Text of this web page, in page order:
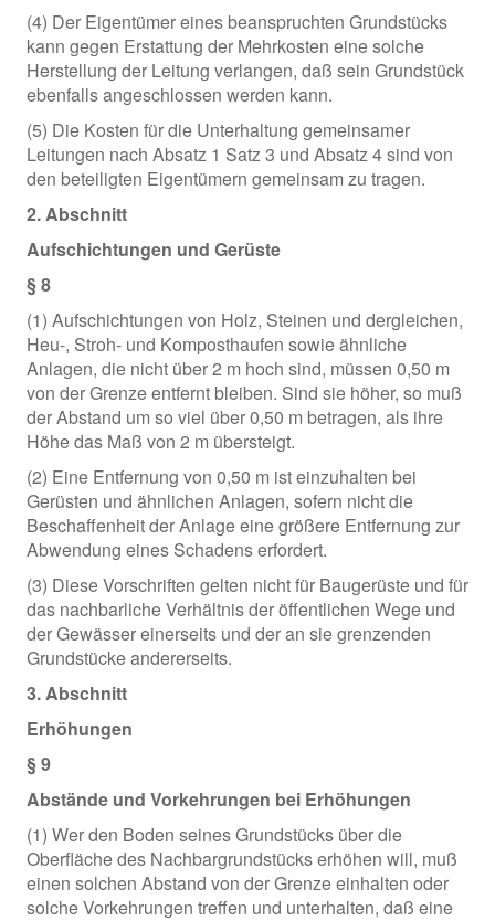
(4) Der Eigentümer eines beanspruchten Grundstücks
kann gegen Erstattung der Mehrkosten eine solche
Herstellung der Leitung verlangen, daß sein Grundstück
ebenfalls angeschlossen werden kann.
(5) Die Kosten für die Unterhaltung gemeinsamer
Leitungen nach Absatz 1 Satz 3 und Absatz 4 sind von
den beteiligten Eigentümern gemeinsam zu tragen.
2. Abschnitt
Aufschichtungen und Gerüste
§ 8
(1) Aufschichtungen von Holz, Steinen und dergleichen,
Heu-, Stroh- und Komposthaufen sowie ähnliche
Anlagen, die nicht über 2 m hoch sind, müssen 0,50 m
von der Grenze entfernt bleiben. Sind sie höher, so muß
der Abstand um so viel über 0,50 m betragen, als ihre
Höhe das Maß von 2 m übersteigt.
(2) Eine Entfernung von 0,50 m ist einzuhalten bei
Gerüsten und ähnlichen Anlagen, sofern nicht die
Beschaffenheit der Anlage eine größere Entfernung zur
Abwendung eines Schadens erfordert.
(3) Diese Vorschriften gelten nicht für Baugerüste und für
das nachbarliche Verhältnis der öffentlichen Wege und
der Gewässer einerseits und der an sie grenzenden
Grundstücke andererseits.
3. Abschnitt
Erhöhungen
§ 9
Abstände und Vorkehrungen bei Erhöhungen
(1) Wer den Boden seines Grundstücks über die
Oberfläche des Nachbargrundstücks erhöhen will, muß
einen solchen Abstand von der Grenze einhalten oder
solche Vorkehrungen treffen und unterhalten, daß eine